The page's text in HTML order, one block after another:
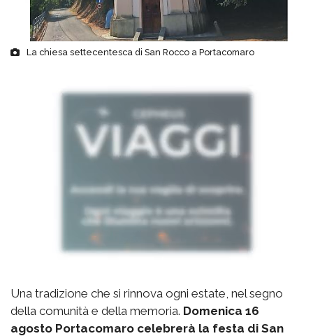
La chiesa settecentesca di San Rocco a Portacomaro
Una tradizione che si rinnova ogni estate, nel segno
della comunità e della memoria. Domenica 16
agosto Portacomaro celebrerà la festa di San